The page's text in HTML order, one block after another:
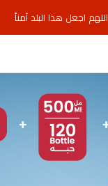
اللهم اجعل هذا البلد آمناً